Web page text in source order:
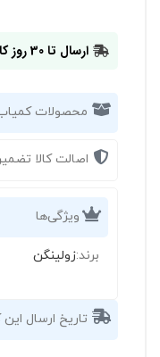
ارسال تا 30 روز کاری
محصولات
اصالت کالا
ویژگی‌ها
برند:زولینگن
تاریخ ارسال این